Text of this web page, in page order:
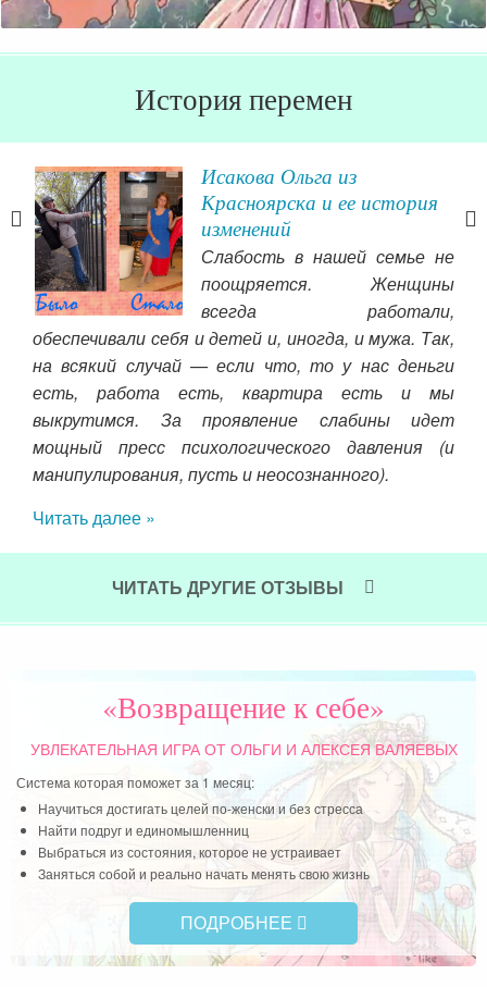
История перемен
Исакова Ольга из
Красноярска и ее история
изменений
Слабость в нашей семье не
поощряется. Женщины
всегда работали,
обеспечивали себя и детей и, иногда, и мужа. Так,
на всякий случай — если что, то у нас деньги
есть, работа есть, квартира есть и мы
выкрутимся. За проявление слабины идет
мощный пресс психологического давления (и
манипулирования, пусть и неосознанного).
Читать далее »
ЧИТАТЬ ДРУГИЕ ОТЗЫВЫ
«Возвращение к себе»
УВЛЕКАТЕЛЬНАЯ ИГРАОТ ОЛЬГИ И АЛЕКСЕЯ ВАЛЯЕВЫХ
Система которая поможет за 1 месяц:
Научиться достигать целей по-женски и без стресса
Найти подруг и единомышленниц
Выбраться из состояния, которое не устраивает
Заняться собой и реально начать менять свою жизнь
ПОДРОБНЕЕ